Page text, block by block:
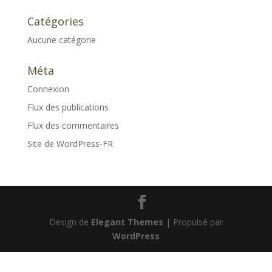
Catégories
Aucune catégorie
Méta
Connexion
Flux des publications
Flux des commentaires
Site de WordPress-FR
Design de Elegant Themes | Propulsé par
WordPress